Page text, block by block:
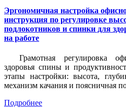
Эргономичная настройка
инструкция по регулировке
подлокотников и спинки для
на работе
Грамотная регулировка
здоровья спины и
этапы настройки: высота,
механизм качания и поясничная
Подробнее